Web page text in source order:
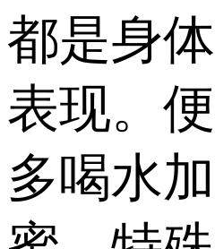
都是身
表现。
多喝水